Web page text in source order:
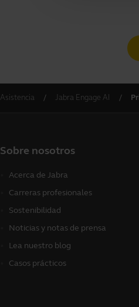
Asistencia Jabra Engage AI
Sobre nosotros
Acerca de Jabra
Carreras profesionales
Sostenibilidad
Noticias y notas de prensa
Lea nuestro blog
Casos prácticos